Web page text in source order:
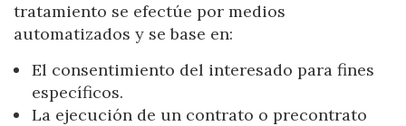
tratamiento se efectúe por medios
automatizados y se base en:
El consentimiento del interesado para fines
específicos.
La ejecución de un contrato o precontrato